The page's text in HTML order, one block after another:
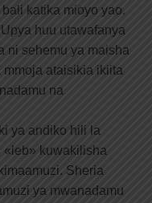
katika mioyo yao.
huu utawafanya
ni sehemu ya maisha
ataisikia ikiita
na
ya andiko hili la
«leb» kuwakilisha
Sheria
ya mwanadamu